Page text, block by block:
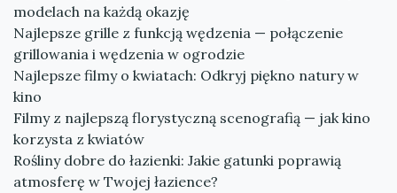
modelach na każdą okazję
Najlepsze grille z funkcją wędzenia — połączenie
grillowania i wędzenia w ogrodzie
Najlepsze filmy o kwiatach: Odkryj piękno natury w
kino
Filmy z najlepszą florystyczną scenografią — jak kino
korzysta z kwiatów
Rośliny dobre do łazienki: Jakie gatunki poprawią
atmosferę w Twojej łazience?